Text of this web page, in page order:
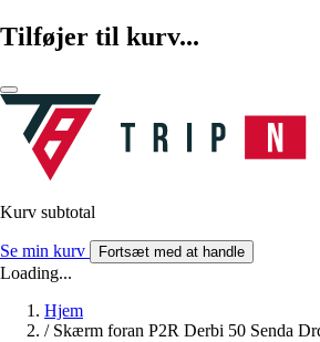
Tilføjer til kurv...
Kurv subtotal
Se min kurv Fortsæt med at handle
Loading...
Hjem
/ Skærm foran P2R Derbi 50 Senda